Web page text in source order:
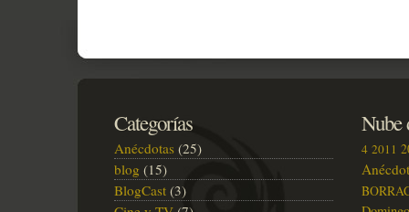
Categorías
Anécdotas (25)
blog (15)
BlogCast (3)
Nube
4 2011